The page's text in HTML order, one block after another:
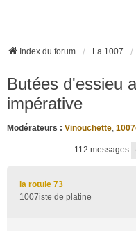
Index du forum La 1007
Butées d'essieu
impérative
Modérateurs : Vinouchette,
112 messages
la rotule 73
1007iste de platine